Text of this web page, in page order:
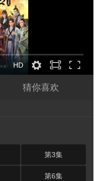
HD
猜你喜欢
第3集
第6集